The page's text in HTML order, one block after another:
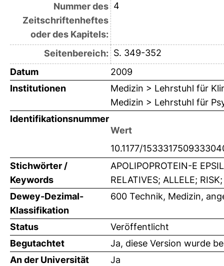
Nummer des
Zeitschriftenheftes
oder des Kapitels:
4
Seitenbereich: S. 349-352
Datum
2009
Institutionen
Medizin > Lehrstuhl für
Medizin > Lehrstuhl für
Identifikationsnummer
Wert
10.1177/
Stichwörter /
Keywords
APOLIPOPROTEIN-E
RELATIVES; ALLELE;
Dewey-Dezimal-
Klassifikation
600 Technik, Medizin,
Status
Veröffentlicht
Begutachtet
Ja, diese Version wurde
An der Universität
Ja